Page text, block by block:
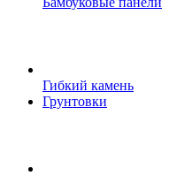
Гибкий камень
Грунтовки